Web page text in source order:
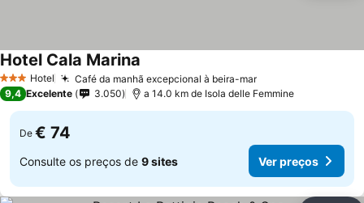
3 EstrelasHotel Café da manhã excepcional à beira-mar
Hotel Cala Marina
9,4 Excelente 3.050 a 14.0 km de Isola delle Femmine
De € 74
Consulte os preços de 9 sites Ver preços